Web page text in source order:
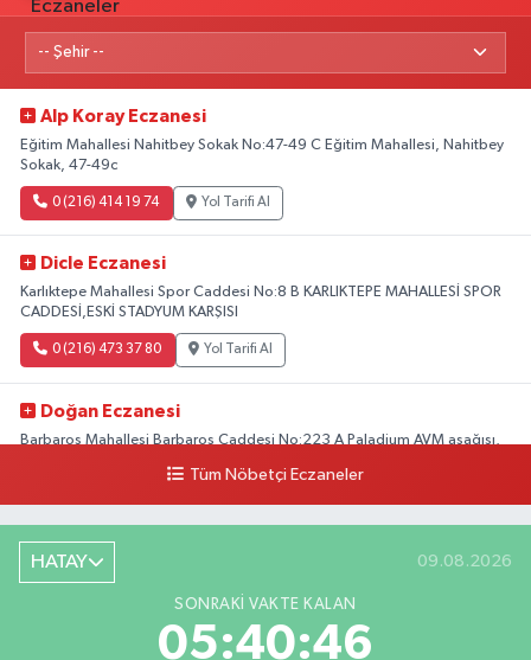
Alp Koray Eczanesi
Eğitim Mahallesi Nahitbey Sokak No:47-49 C Eğitim Mahallesi, Nahitbey
Sokak, 47-49c
0 (216) 414 19 74 Yol Tarifi Al
Dicle Eczanesi
Karlıktepe Mahallesi Spor Caddesi No:8 B KARLIKTEPE MAHALLESİ SPOR
CADDESİ,ESKİ STADYUM KARŞISI
0 (216) 473 37 80 Yol Tarifi Al
Doğan Eczanesi
Barbaros Mahallesi Barbaros Caddesi No:223 A Paladium AVM aşağısı,
Mali Eczanesi
Merkez Mahallesi Tüloğlu Sokak No:4 A REŞİTPAŞACADDESİ QNB BANK
SOKAĞI REŞİTPAŞA DENİZKÖŞKLER SAĞLIK OCAĞI KARŞISI
0 (532) 711 72 17 Yol Tarifi Al
Tüm Nöbetçi Eczaneler
HATAY 09.08.2026
SONRAKI VAKTE KALAN
05:40:45